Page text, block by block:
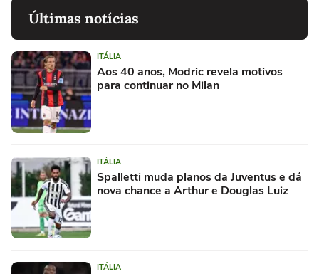
Últimas notícias
ITÁLIA
Aos 40 anos, Modric revela motivos
para continuar no Milan
ITÁLIA
Spalletti muda planos da Juventus e dá
nova chance a Arthur e Douglas Luiz
ITÁLIA